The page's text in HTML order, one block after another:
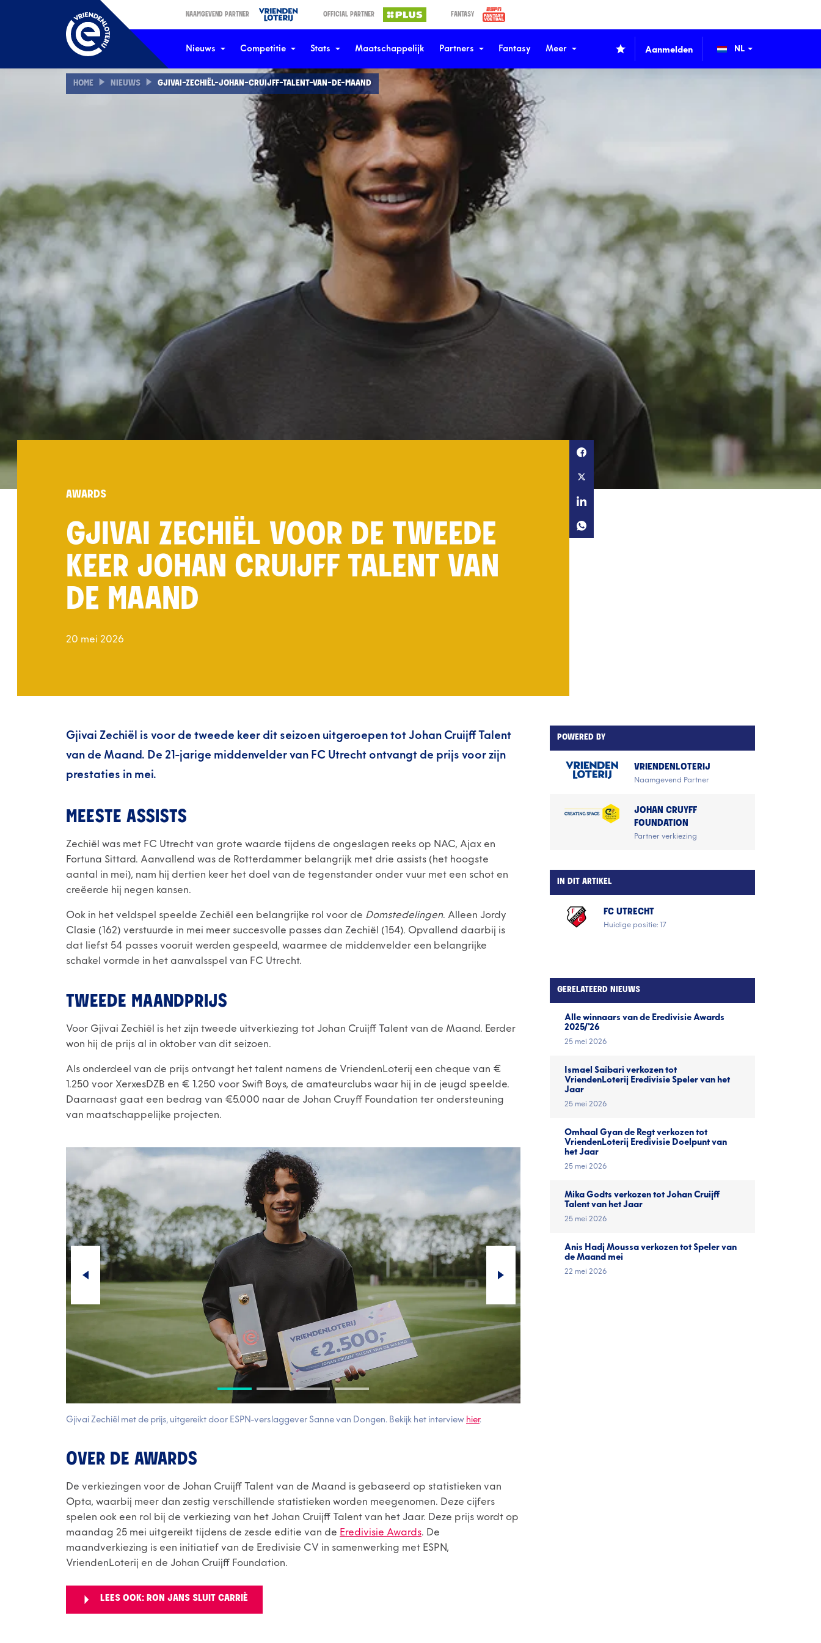
NAAMGEVEND PARTNER OFFICIAL PARTNER FANTASY
Nieuws Competitie Stats Maatschappelijk Partners Fantasy Meer Aanmelden
HOME NIEUWS GJIVAI-ZECHIËL-JOHAN-CRUIJFF-TALENT-VAN-DE-MAAND
AWARDS
GJIVAI ZECHIËL VOOR DE TWEEDE
KEER JOHAN CRUIJFF TALENT VAN
DE MAAND
20 mei 2026
Gjivai Zechiël is voor de tweede keer dit seizoen uitgeroepen tot Johan Cruijff Talent
van de Maand. De 21-jarige middenvelder van FC Utrecht ontvangt de prijs voor zijn
prestaties in mei.
MEESTE ASSISTS
Zechiël was met FC Utrecht van grote waarde tijdens de ongeslagen reeks op NAC, Ajax en
Fortuna Sittard. Aanvallend was de Rotterdammer belangrijk met drie assists (het hoogste
aantal in mei), nam hij dertien keer het doel van de tegenstander onder vuur met een schot en
creëerde hij negen kansen.
Ook in het veldspel speelde Zechiël een belangrijke rol voor de Domstedelingen. Alleen Jordy
Clasie (162) verstuurde in mei meer succesvolle passes dan Zechiël (154). Opvallend daarbij is
dat liefst 54 passes vooruit werden gespeeld, waarmee de middenvelder een belangrijke
schakel vormde in het aanvalsspel van FC Utrecht.
TWEEDE MAANDPRIJS
Voor Gjivai Zechiël is het zijn tweede uitverkiezing tot Johan Cruijff Talent van de Maand. Eerder
won hij de prijs al in oktober van dit seizoen.
Als onderdeel van de prijs ontvangt het talent namens de VriendenLoterij een cheque van €
1.250 voor XerxesDZB en € 1.250 voor Swift Boys, de amateurclubs waar hij in de jeugd speelde.
Daarnaast gaat een bedrag van €5.000 naar de Johan Cruyff Foundation ter ondersteuning
van maatschappelijke projecten.
Gjivai Zechiël met de prijs, uitgereikt door ESPN-verslaggever Sanne van Dongen. Bekijk het interview hier.
OVER DE AWARDS
De verkiezingen voor de Johan Cruijff Talent van de Maand is gebaseerd op statistieken van
Opta, waarbij meer dan zestig verschillende statistieken worden meegenomen. Deze cijfers
spelen ook een rol bij de verkiezing van het Johan Cruijff Talent van het Jaar. Deze prijs wordt op
maandag 25 mei uitgereikt tijdens de zesde editie van de Eredivisie Awards. De
maandverkiezing is een initiatief van de Eredivisie CV in samenwerking met ESPN,
VriendenLoterij en de Johan Cruijff Foundation.
LEES OOK: RON JANS SLUIT CARRIÈ
POWERED BY
VRIENDENLOTERIJ
Naamgevend Partner
JOHAN CRUYFF
FOUNDATION
Partner verkiezing
IN DIT ARTIKEL
FC UTRECHT
Huidige positie: 17
GERELATEERD NIEUWS
Alle winnaars van de Eredivisie Awards
2025/'26
25 mei 2026
Ismael Saibari verkozen tot
VriendenLoterij Eredivisie Speler van het
Jaar
25 mei 2026
Omhaal Gyan de Regt verkozen tot
VriendenLoterij Eredivisie Doelpunt van
het Jaar
25 mei 2026
Mika Godts verkozen tot Johan Cruijff
Talent van het Jaar
25 mei 2026
Anis Hadj Moussa verkozen tot Speler van
de Maand mei
22 mei 2026